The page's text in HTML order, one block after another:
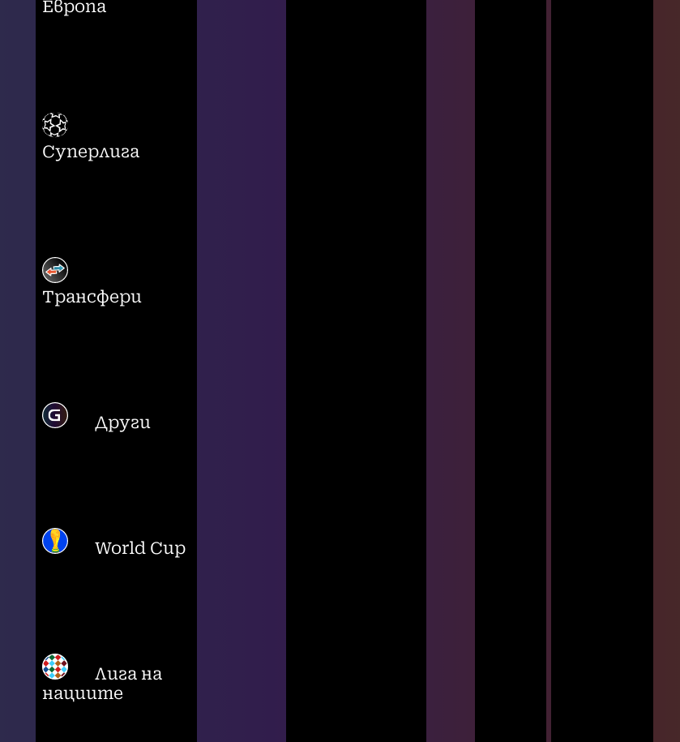
Европа
Суперлига
Трансфери
Други
World Cup
Лига на
нациите